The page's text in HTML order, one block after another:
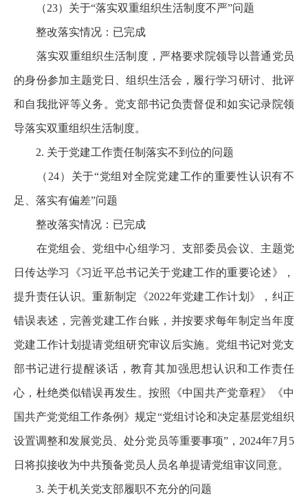
（23）关于“落实双重组织生活制度不严”问题
整改落实情况：已完成
落实双重组织生活制度，严格要求院领导以普通党员
的身份参加主题党日、组织生活会，履行学习研讨、批评
和自我批评等义务。党支部书记负责督促和如实记录院领
导落实双重组织生活制度。
2. 关于党建工作责任制落实不到位的问题
（24）关于“党组对全院党建工作的重要性认识有不
足、落实有偏差”问题
整改落实情况：已完成
在党组会、党组中心组学习、支部委员会议、主题党
日传达学习《习近平总书记关于党建工作的重要论述》，
提升责任认识。重新制定《2022年党建工作计划》，纠正
错误表述，完善党建工作台账，并按要求每年制定当年度
党建工作计划提请党组研究审议后实施。党组书记对党支
部书记进行提醒谈话，教育其加强思想认识和工作责任
心，杜绝类似错误再发生。按照《中国共产党章程》《中
国共产党党组工作条例》规定“党组讨论和决定基层党组织
设置调整和发展党员、处分党员等重要事项”，2024年7月5
日将拟接收为中共预备党员人员名单提请党组审议同意。
3. 关于机关党支部履职不充分的问题